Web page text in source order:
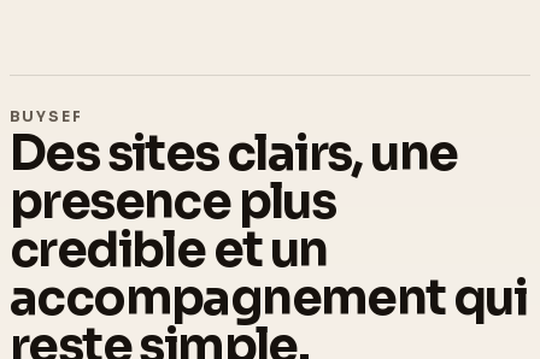
BUYSEF
Des sites clairs, une
presence plus
credible et un
accompagnement qui
reste simple.